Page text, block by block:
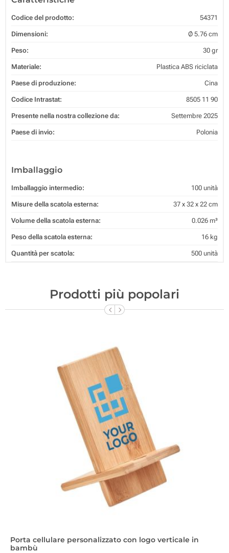
Codice del prodotto: 54371
Dimensioni: Ø 5.76 cm
Peso: 30 gr
Materiale: Plastica ABS riciclata
Paese di produzione: Cina
Codice Intrastat: 8505 11 90
Presente nella nostra collezione da: Settembre 2025
Paese di invio: Polonia
Imballaggio
Imballaggio intermedio: 100 unità
Misure della scatola esterna: 37 x 32 x 22 cm
Volume della scatola esterna: 0.026 m³
Peso della scatola esterna: 16 kg
Quantità per scatola: 500 unità
Prodotti più popolari
Porta cellulare personalizzato con logo verticale in
bambù